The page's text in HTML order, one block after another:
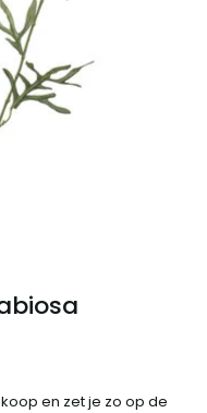
en zet je zo op de